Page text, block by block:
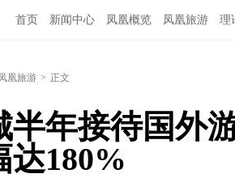
首页 新闻中心 凤凰概览 凤凰旅游 理
凰旅游 > 正文
半年接待国外
达180%